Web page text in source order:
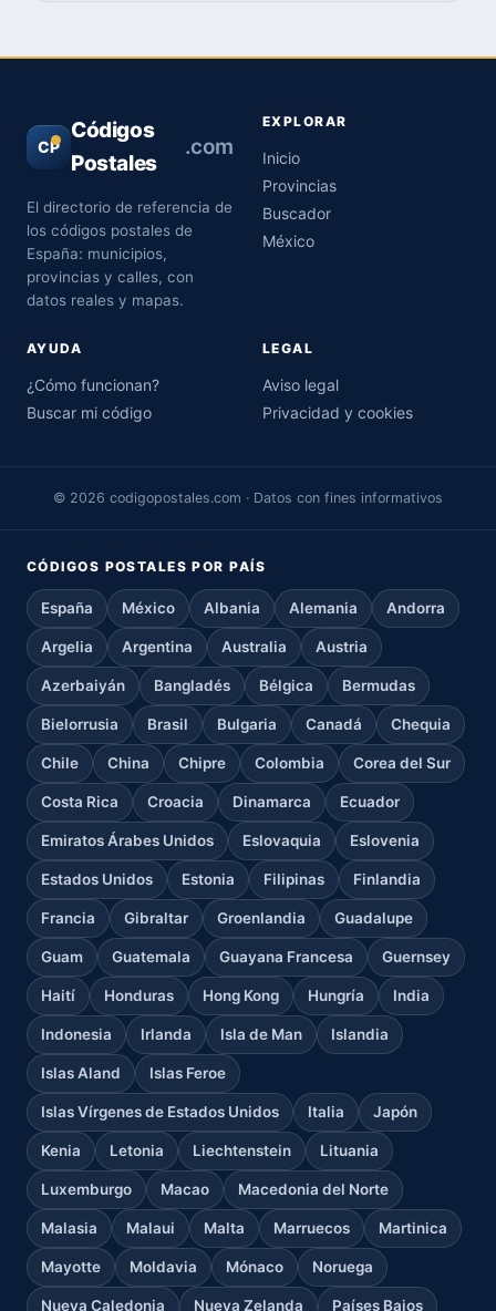
CP
Códigos
Postales
.com
El directorio de referencia de
los códigos postales de
España: municipios,
provincias y calles, con
datos reales y mapas.
EXPLORAR
Inicio
Provincias
Buscador
México
AYUDA
¿Cómo funcionan?
Buscar mi código
LEGAL
Aviso legal
Privacidad y cookies
© 2026 codigopostales.com · Datos con fines informativos
CÓDIGOS POSTALES POR PAÍS
España México Albania Alemania Andorra
Argelia Argentina Australia Austria
Azerbaiyán Bangladés Bélgica Bermudas
Bielorrusia Brasil Bulgaria Canadá Chequia
Chile China Chipre Colombia Corea del Sur
Costa Rica Croacia Dinamarca Ecuador
Emiratos Árabes Unidos Eslovaquia Eslovenia
Estados Unidos Estonia Filipinas Finlandia
Francia Gibraltar Groenlandia Guadalupe
Guam Guatemala Guayana Francesa Guernsey
Haití Honduras Hong Kong Hungría India
Indonesia Irlanda Isla de Man Islandia
Islas Aland Islas Feroe
Islas Vírgenes de Estados Unidos Italia Japón
Kenia Letonia Liechtenstein Lituania
Luxemburgo Macao Macedonia del Norte
Malasia Malaui Malta Marruecos Martinica
Mayotte Moldavia Mónaco Noruega
Nueva Caledonia Nueva Zelanda Países Bajos